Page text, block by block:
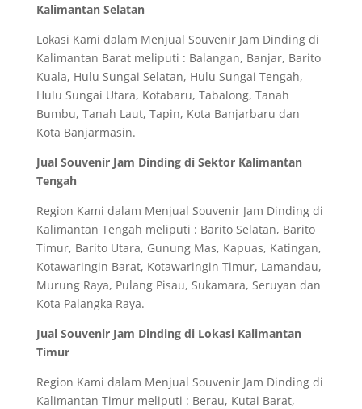
Kalimantan Selatan
Lokasi Kami dalam Menjual Souvenir Jam Dinding di
Kalimantan Barat meliputi : Balangan, Banjar, Barito
Kuala, Hulu Sungai Selatan, Hulu Sungai Tengah,
Hulu Sungai Utara, Kotabaru, Tabalong, Tanah
Bumbu, Tanah Laut, Tapin, Kota Banjarbaru dan
Kota Banjarmasin.
Jual Souvenir Jam Dinding di Sektor Kalimantan
Tengah
Region Kami dalam Menjual Souvenir Jam Dinding di
Kalimantan Tengah meliputi : Barito Selatan, Barito
Timur, Barito Utara, Gunung Mas, Kapuas, Katingan,
Kotawaringin Barat, Kotawaringin Timur, Lamandau,
Murung Raya, Pulang Pisau, Sukamara, Seruyan dan
Kota Palangka Raya.
Jual Souvenir Jam Dinding di Lokasi Kalimantan
Timur
Region Kami dalam Menjual Souvenir Jam Dinding di
Kalimantan Timur meliputi : Berau, Kutai Barat,